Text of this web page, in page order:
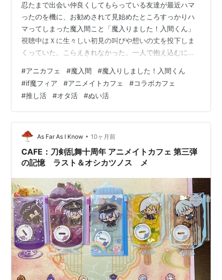
忍たまで出会い仲良くしてもらっている友達が最近ハマ
ったのを機に、お勧めされて見始めたところすっかりハ
マってしまった魔入間こと「魔入りました！入間くん」
視聴中はＸに生々しい初見の叫びや想いの丈を投下しま
くっていた。こらえきれなかった。一人で抱え込むには
しめきあって押し合い圧し合いやってくるので、どこか
にアウトプットしながらじゃないと記憶がひっちゃかめ
っちゃかになりそうで、必死でした。面白いのよ。とて
も（倒置法） 声成分からときめきを得る癖がわたくしの
7割ほどを占めているのですが、普段天真爛漫に誰より末
っ子全開の振舞をぶちかましていることが多いC…
#アニカフェ #魔入間 #魔入りしました！入間くん
#if魔フィア #アニメイトカフェ #コラボカフェ
#推し活 #オタ活 #ぬい活
As Far As I Know • 10ヶ月前
CAFE：刀剣乱舞十周年 アニメイトカフェ 第三弾
の記憶 ラスト＆オシカツノスゝメ